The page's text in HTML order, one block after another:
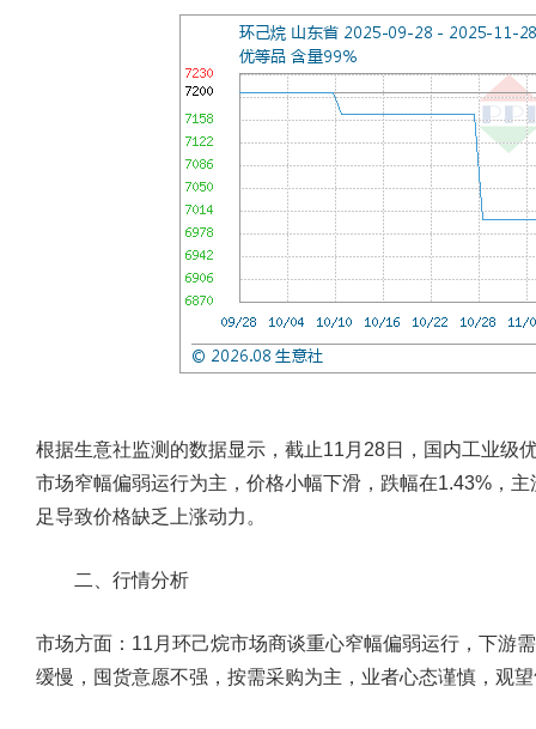
根据生意社监测的数据显示，截止11月28日，国内工业级
市场窄幅偏弱运行为主，价格小幅下滑，跌幅在1.43%，
足导致价格缺乏上涨动力。
二、行情分析
市场方面：11月环己烷市场商谈重心窄幅偏弱运行，下游
缓慢，囤货意愿不强，按需采购为主，业者心态谨慎，观